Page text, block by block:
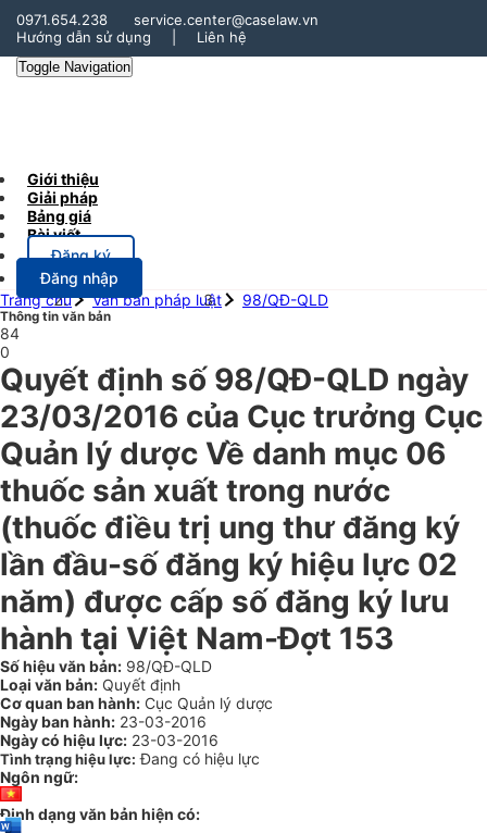
0971.654.238
service.center@caselaw.vn
Hướng dẫn sử dụng
Liên hệ
Toggle Navigation
Giới thiệu
Giải pháp
Bảng giá
Bài viết
Đăng ký
Đăng nhập
Trang chủ
Văn bản pháp luật 98/QĐ-QLD
Thông tin văn bản
84
0
Quyết định số 98/QĐ-QLD ngày
23/03/2016 của Cục trưởng Cục
Quản lý dược Về danh mục 06
thuốc sản xuất trong nước
(thuốc điều trị ung thư đăng ký
lần đầu-số đăng ký hiệu lực 02
năm) được cấp số đăng ký lưu
hành tại Việt Nam-Đợt 153
Số hiệu văn bản: 98/QĐ-QLD
Loại văn bản: Quyết định
Cơ quan ban hành: Cục Quản lý dược
Ngày ban hành: 23-03-2016
Ngày có hiệu lực: 23-03-2016
Tình trạng hiệu lực: Đang có hiệu lực
Ngôn ngữ:
Định dạng văn bản hiện có: